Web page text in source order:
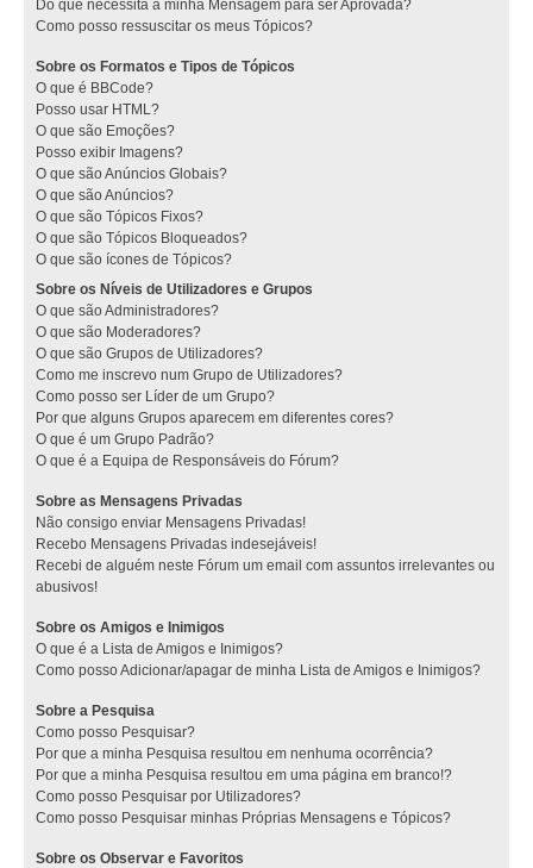
Do que necessita a minha Mensagem para ser Aprovada?
Como posso ressuscitar os meus Tópicos?
Sobre os Formatos e Tipos de Tópicos
O que é BBCode?
Posso usar HTML?
O que são Emoções?
Posso exibir Imagens?
O que são Anúncios Globais?
O que são Anúncios?
O que são Tópicos Fixos?
O que são Tópicos Bloqueados?
O que são ícones de Tópicos?
Sobre os Níveis de Utilizadores e Grupos
O que são Administradores?
O que são Moderadores?
O que são Grupos de Utilizadores?
Como me inscrevo num Grupo de Utilizadores?
Como posso ser Líder de um Grupo?
Por que alguns Grupos aparecem em diferentes cores?
O que é um Grupo Padrão?
O que é a Equipa de Responsáveis do Fórum?
Sobre as Mensagens Privadas
Não consigo enviar Mensagens Privadas!
Recebo Mensagens Privadas indesejáveis!
Recebi de alguém neste Fórum um email com assuntos irrelevantes ou
abusivos!
Sobre os Amigos e Inimigos
O que é a Lista de Amigos e Inimigos?
Como posso Adicionar/apagar de minha Lista de Amigos e Inimigos?
Sobre a Pesquisa
Como posso Pesquisar?
Por que a minha Pesquisa resultou em nenhuma ocorrência?
Por que a minha Pesquisa resultou em uma página em branco!?
Como posso Pesquisar por Utilizadores?
Como posso Pesquisar minhas Próprias Mensagens e Tópicos?
Sobre os Observar e Favoritos